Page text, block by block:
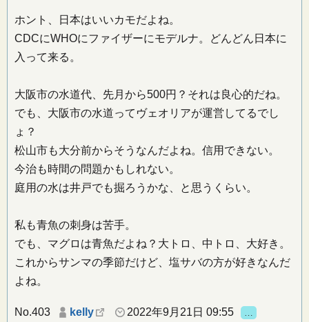
ホント、日本はいいカモだよね。
CDCにWHOにファイザーにモデルナ。どんどん日本に
入って来る。
大阪市の水道代、先月から500円？それは良心的だね。
でも、大阪市の水道ってヴェオリアが運営してるでし
ょ？
松山市も大分前からそうなんだよね。信用できない。
今治も時間の問題かもしれない。
庭用の水は井戸でも掘ろうかな、と思うくらい。
私も青魚の刺身は苦手。
でも、マグロは青魚だよね？大トロ、中トロ、大好き。
これからサンマの季節だけど、塩サバの方が好きなんだ
よね。
No.403 kelly 2022年9月21日 09:55